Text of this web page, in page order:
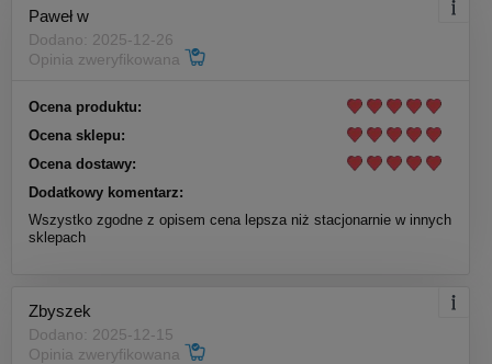
Paweł w
Dodano: 2025-12-26
Opinia zweryfikowana
Ocena produktu:
Ocena sklepu:
Ocena dostawy:
Dodatkowy komentarz:
Wszystko zgodne z opisem cena lepsza niż stacjonarnie w innych
sklepach
Zbyszek
Dodano: 2025-12-15
Opinia zweryfikowana